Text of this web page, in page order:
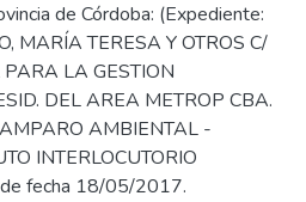
de Córdoba: (Expediente:
MARÍA TERESA Y OTROS C/
LA GESTION
DEL AREA METROP CBA.
AMBIENTAL -
INTERLOCUTORIO
fecha 18/05/2017.